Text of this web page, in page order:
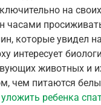
на
часами
которые увидел
интересует
животных и
чем питаются
уложить ребенка